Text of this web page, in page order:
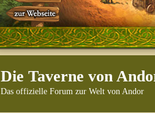
Die Taverne von
Das offizielle Forum zur Welt von Andor